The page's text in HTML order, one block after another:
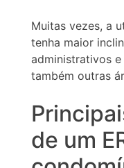
Muitas vezes, a
tenha maior
administrativos
também outras
de um